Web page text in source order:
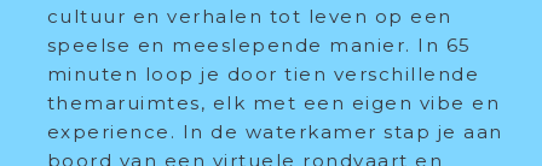
cultuur en verhalen tot leven op een
speelse en meeslepende manier. In 65
minuten loop je door tien verschillende
themaruimtes, elk met een eigen vibe en
experience. In de waterkamer stap je aan
boord van een virtuele rondvaart en